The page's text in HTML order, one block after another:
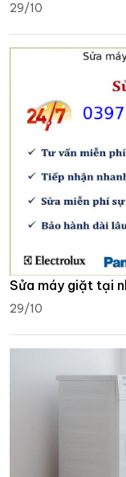
29/10
Sửa máy giặt tại
29/10